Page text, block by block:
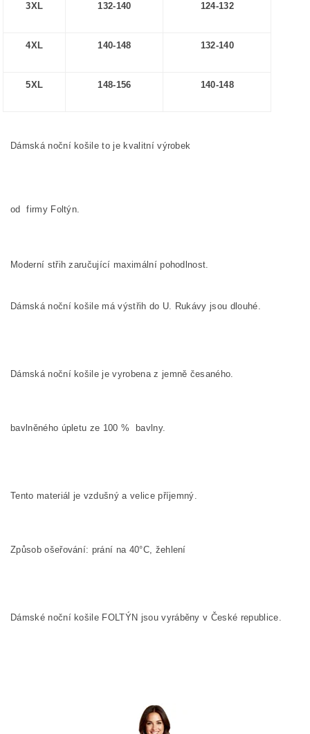
3XL 132-140 124-132
4XL 140-148 132-140
5XL 148-156 140-148
Dámská noční košile to je kvalitní výrobek
od firmy Foltýn.
Moderní střih zaručující maximální pohodlnost.
Dámská noční košile má výstřih do U. Rukávy jsou dlouhé.
Dámská noční košile je vyrobena z jemně česaného.
bavlněného úpletu ze 100 % bavlny.
Tento materiál je vzdušný a velice příjemný.
Způsob ošeřování: prání na 40°C, žehlení
Dámské noční košile FOLTÝN jsou vyráběny v České republice.